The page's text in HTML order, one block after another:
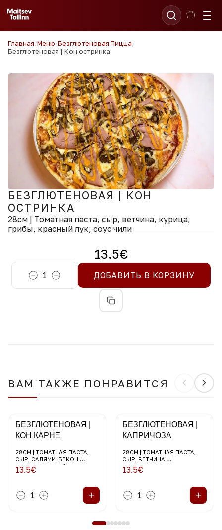
Главная/Меню/Безглютеновая Пицца/
Безглютеновая | Кон остринка
БЕЗГЛЮТЕНОВАЯ | КОН
ОСТРИНКА
28см | Томатная паста, сыр, ветчина, курица,
грибы, красный лук, соус чили
13.5€
1 ДОБАВИТЬ В КОРЗИНУ
ВАМ ТАКЖЕ ПОНРАВИТСЯ
БЕЗГЛЮТЕНОВАЯ |
КОН КАРНЕ
28СМ | ТОМАТНАЯ ПАСТА,
СЫР, САЛЯМИ, БЕКОН,
ГРИБЫ, КРАСНЫЙ ЛУК
13.5€
1 +
БЕЗГЛЮТЕНОВАЯ |
КАПРИЧОЗА
28СМ | ТОМАТНАЯ ПАСТА,
СЫР, ВЕТЧИНА,
МАРИНОВАННЫЕ
ШАМПИНЬОНЫ, ЧЕРНЫЕ
13.5€
1 +